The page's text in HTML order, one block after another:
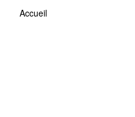
Accueil